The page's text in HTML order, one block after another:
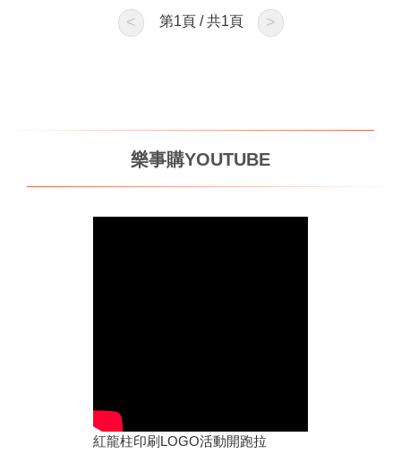
< 第1頁 / 共1頁 >
樂事購YOUTUBE
紅龍柱印刷LOGO活動開跑拉